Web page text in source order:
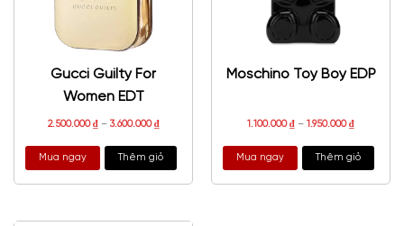
Gucci Guilty For
Women EDT
2.500.000₫– 3.600.000₫
Mua ngay Thêm giỏ
Moschino Toy Boy EDP
1.100.000₫ – 1.950.000₫
Mua ngay Thêm giỏ